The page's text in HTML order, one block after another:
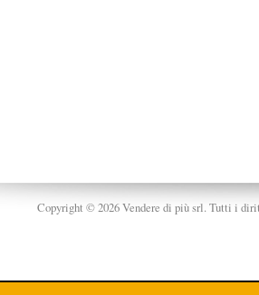
Copyright © 2026 Vendere di più srl. Tutti i